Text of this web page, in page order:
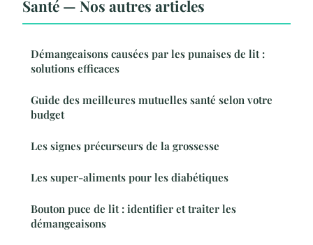
Santé — Nos autres articles
Démangeaisons causées par les punaises de lit :
solutions efficaces
Guide des meilleures mutuelles santé selon votre
budget
Les signes précurseurs de la grossesse
Les super-aliments pour les diabétiques
Bouton puce de lit : identifier et traiter les
démangeaisons